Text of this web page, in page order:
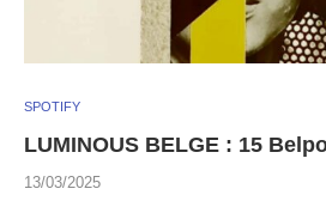
SPOTIFY
LUMINOUS BELGE : 15
13/03/2025